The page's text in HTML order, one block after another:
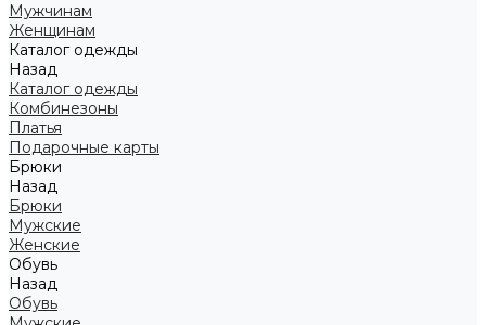
Мужчинам
Женщинам
Каталог одежды
Назад
Каталог одежды
Комбинезоны
Платья
Подарочные карты
Брюки
Назад
Брюки
Мужские
Женские
Обувь
Назад
Обувь